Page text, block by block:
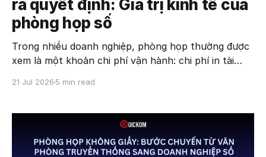
ra quyết định: Giá trị kinh tế của
phòng họp số
Trong nhiều doanh nghiệp, phòng họp thường được
xem là một khoản chi phí vận hành: chi phí in tài
21 Jul 2026 5 min read